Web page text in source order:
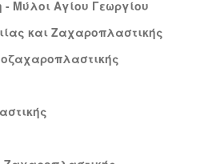
Μύλοι Αγίου Γεωργίου
και Ζαχαροπλαστικής